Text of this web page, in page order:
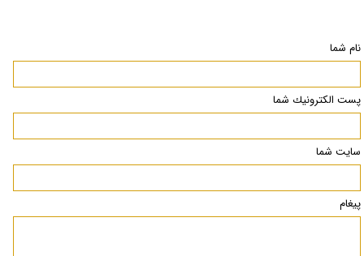
نام شما
پست الكترونيك شما
سایت شما
پیغام